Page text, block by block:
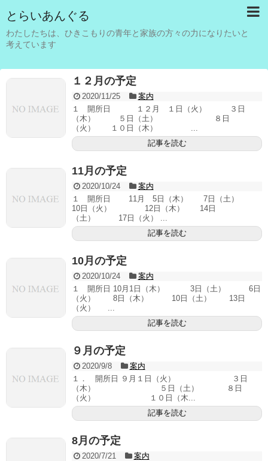
とらいあんぐる
わたしたちは、ひきこもりの青年と家族の方々の力になりたいと
考えています
１２月の予定
2020/11/25
案内
１ 開所日 １２月 １日（火） ３日
（木） ５日（土） ８日
（火） １０日（木） ...
記事を読む
11月の予定
2020/10/24
案内
１ 開所日 11月 5日（木） 7日（土）
10日（火） 12日（木） 14日
（土） 17日（火） ...
記事を読む
10月の予定
2020/10/24
案内
１ 開所日 10月1日（木） 3日（土） 6日
（火） 8日（木） 10日（土） 13日
（火） ...
記事を読む
９月の予定
2020/9/8
案内
１． 開所日 ９月１日（火） ３日
（木） ５日（土） ８日
（火） １０日（木...
記事を読む
8月の予定
2020/7/21
案内